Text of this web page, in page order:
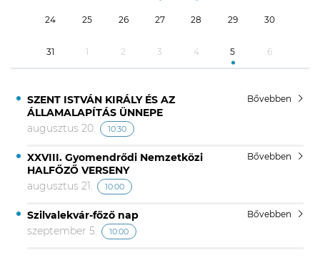
24 25 26 27 28 29 30
31 1 2 3 4 5 6
SZENT ISTVÁN KIRÁLY ÉS AZ
ÁLLAMALAPÍTÁS ÜNNEPE
Bővebben
augusztus 20. 10:30
XXVIII. Gyomendrődi Nemzetközi
HALFŐZŐ VERSENY
Bővebben
augusztus 21. 10:00
Szilvalekvár-főző nap Bővebben
szeptember 5. 10:00